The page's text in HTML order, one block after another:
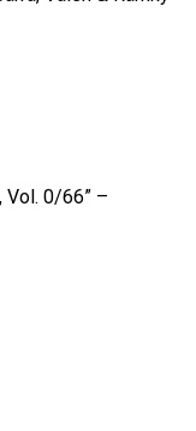
Vol. 0/66” –